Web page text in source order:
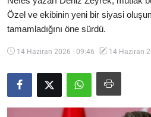
Güncel
Analiz
Makaleler
Galeri
Özel ve ekibinin yeni bir siyasi
tamamladığını öne sürdü.
14 Haziran 2026 - 09:46 14 Haziran